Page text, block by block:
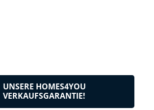
UNSERE HOMES4YOU
VERKAUFSGARANTIE!